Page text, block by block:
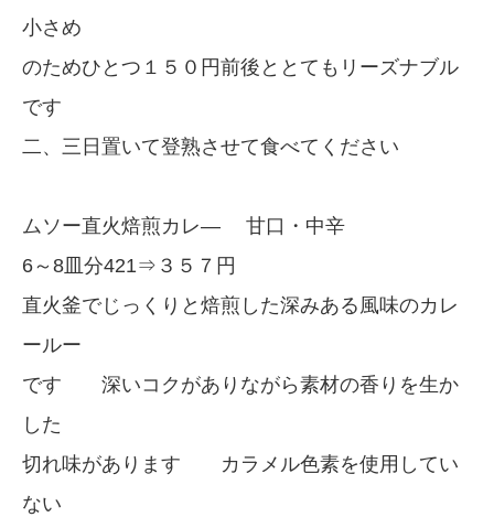
小さめ
のためひとつ１５０円前後ととてもリーズナブル
です
二、三日置いて登熟させて食べてください
ムソー直火焙煎カレ― 甘口・中辛
6～8皿分421⇒３５７円
直火釜でじっくりと焙煎した深みある風味のカレ
ールー
です 深いコクがありながら素材の香りを生か
した
切れ味があります カラメル色素を使用してい
ない